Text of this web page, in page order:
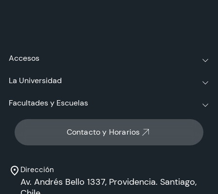
Contacto y Horarios
Dirección
Av. Andrés Bello 1337, Providencia. Santiago,
Accesos
La Universidad
Facultades y Escuelas